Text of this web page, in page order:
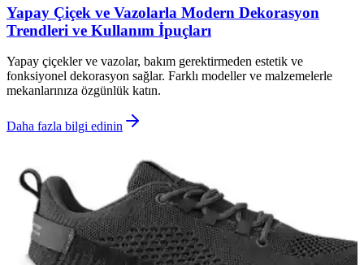
Yapay Çiçek ve Vazolarla Modern Dekorasyon
Trendleri ve Kullanım İpuçları
Yapay çiçekler ve vazolar, bakım gerektirmeden estetik ve
fonksiyonel dekorasyon sağlar. Farklı modeller ve malzemelerle
mekanlarınıza özgünlük katın.
Daha fazla bilgi edinin